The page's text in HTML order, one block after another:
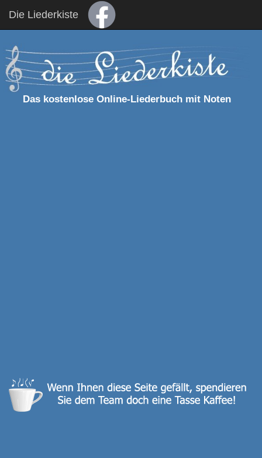
Die Liederkiste
Das kostenlose Online-Liederbuch mit Noten